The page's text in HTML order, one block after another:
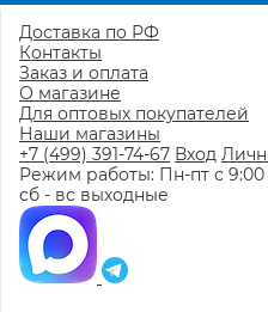
Доставка по РФ
Контакты
Заказ и оплата
О магазине
Для оптовых покупателей
Наши магазины
+7 (499) 391-74-67 Вход
Режим работы: Пн-пт с 9:00
сб - вс выходные